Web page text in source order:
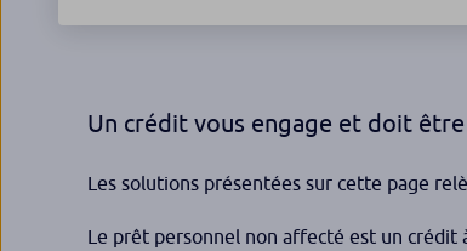
Un crédit vous engage et doit
Les solutions présentées sur cette page
Le prêt personnel non affecté est un crédit